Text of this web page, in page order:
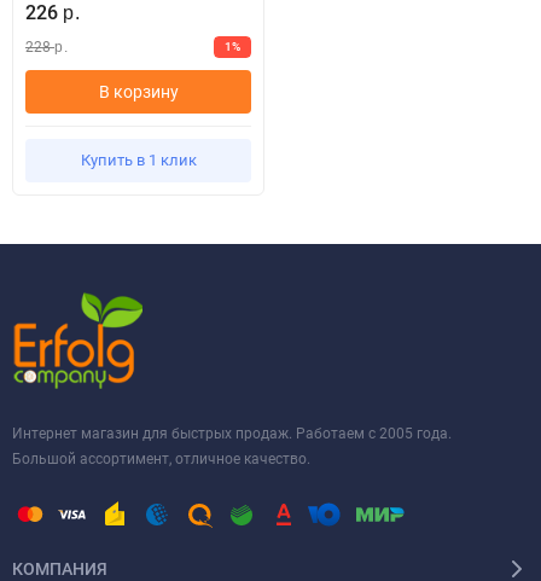
226 р.
228 р. 1%
В корзину
Купить в 1 клик
Интернет магазин для быстрых продаж. Работаем с 2005 года.
Большой ассортимент, отличное качество.
КОМПАНИЯ